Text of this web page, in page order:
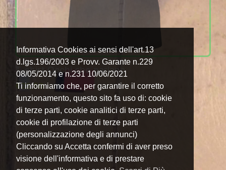
Informativa Cookies ai sensi dell'art.13
d.lgs.196/2003 e Provv. Garante n.229
08/05/2014 e n.231 10/06/2021
Ti informiamo che, per garantire il corretto
funzionamento, questo sito fa uso di: cookie
di terze parti, cookie analitici di terze parti,
cookie di profilazione di terze parti
(personalizzazione degli annunci)
Cliccando su Accetta confermi di aver preso
visione dell'informativa e di prestare
T-shirt Occhi che parlano
€22,50